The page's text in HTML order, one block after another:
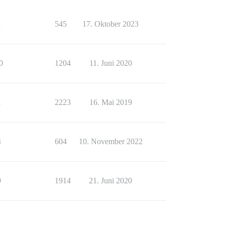
545 17. Oktober 2023
1204 11. Juni 2020
2223 16. Mai 2019
604 10. November 2022
1914 21. Juni 2020